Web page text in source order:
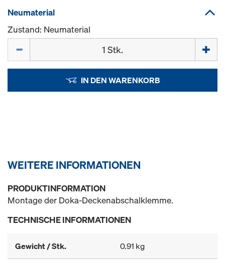
Neumaterial
Zustand: Neumaterial
IN DEN WARENKORB
WEITERE INFORMATIONEN
PRODUKTINFORMATION
Montage der Doka-Deckenabschalklemme.
TECHNISCHE INFORMATIONEN
Gewicht / Stk. 0.91 kg